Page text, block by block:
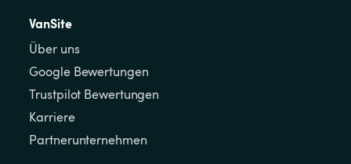
VanSite
Über uns
Google Bewertungen
Trustpilot Bewertungen
Karriere
Partnerunternehmen